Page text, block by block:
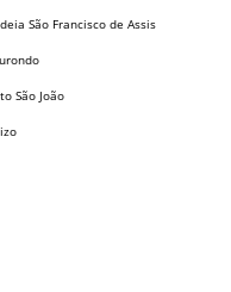
São Francisco de Assis
São João